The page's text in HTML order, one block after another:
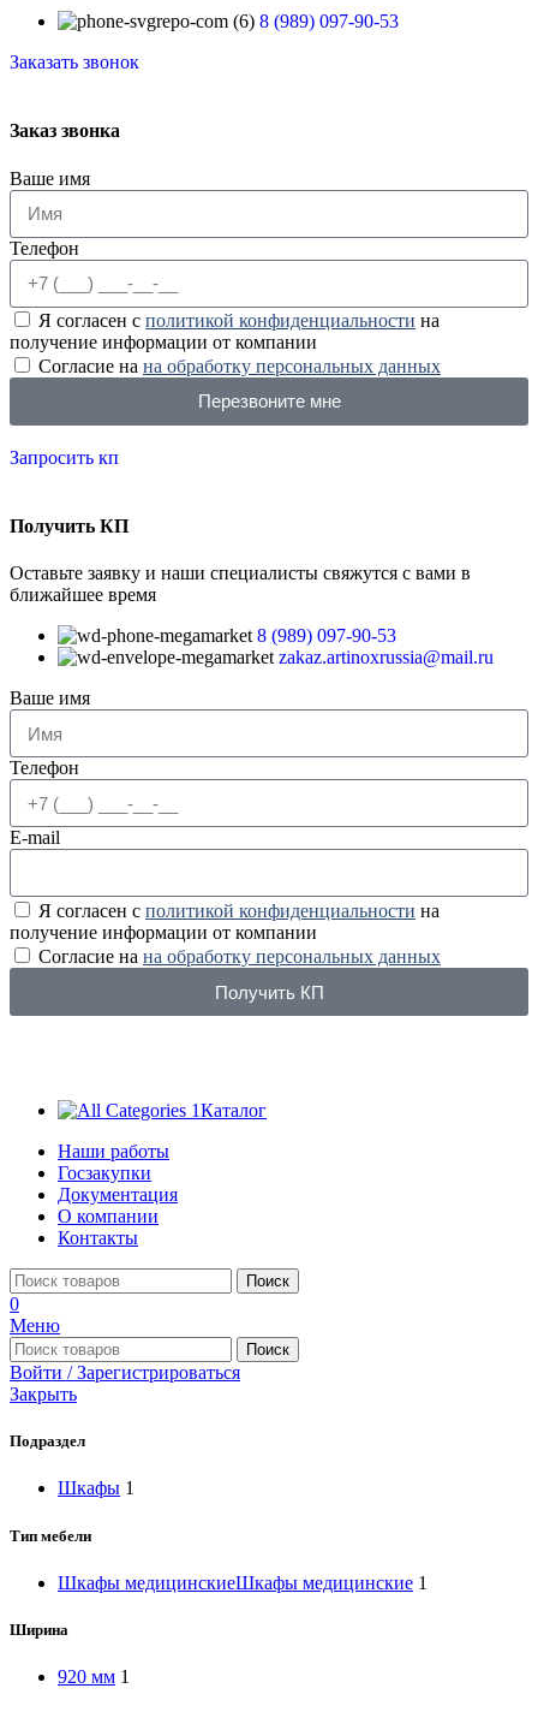
8 (989) 097-90-53
Заказать звонок
Заказ звонка
Ваше имя
Телефон
Я согласен с политикой конфиденциальности на
получение информации от компании
Согласие на на обработку персональных данных
Перезвоните мне
Запросить кп
Получить КП
Оставьте заявку и наши специалисты свяжутся с вами в
ближайшее время
8 (989) 097-90-53
zakaz.artinoxrussia@mail.ru
Ваше имя
Телефон
E-mail
Я согласен с политикой конфиденциальности на
получение информации от компании
Согласие на на обработку персональных данных
Получить КП
Каталог
Наши работы
Госзакупки
Документация
О компании
Контакты
Поиск
0
Меню
Поиск
Войти / Зарегистрироваться
Закрыть
Подраздел
Шкафы 1
Тип мебели
Шкафы медицинскиеШкафы медицинские 1
Ширина
920 мм 1